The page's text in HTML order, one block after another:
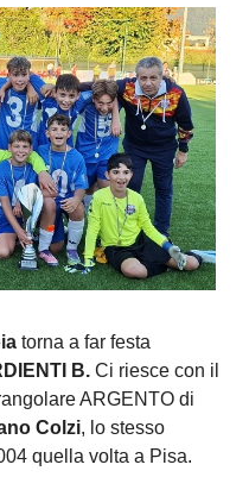
Carica la tua Rosa
torna a far festa
B. Ci riesce con il
ARGENTO di
Colzi, lo stesso
quella volta a Pisa.